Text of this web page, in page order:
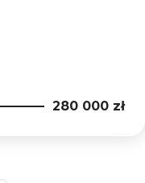
280 000 zł